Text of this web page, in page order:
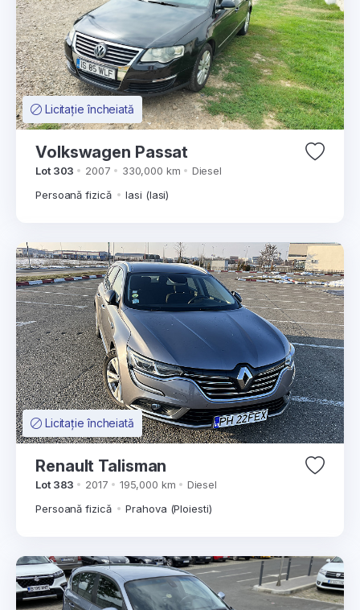
Licitație încheiată
Volkswagen Passat
Lot 303 2007 330,000 km
Diesel
Persoană fizică
Iasi (Iasi)
Licitație încheiată
Renault Talisman
Lot 383 2017 195,000 km
Diesel
Persoană fizică
Prahova (Ploiesti)